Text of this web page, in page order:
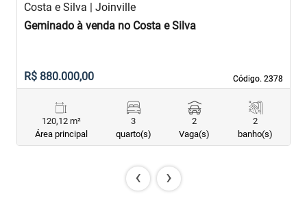
Costa e Silva | Joinville
Código. 2378
Código. 2378
Geminado à venda no Costa e Silva
R$ 880.000,00
120,12 m²
Área principal
3
quarto(s)
2
Vaga(s)
2
banho(s)
‹ ›